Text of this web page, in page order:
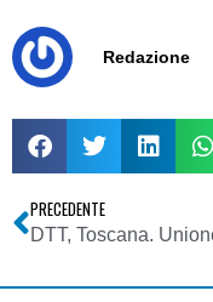
Redazione
PRECEDENTE